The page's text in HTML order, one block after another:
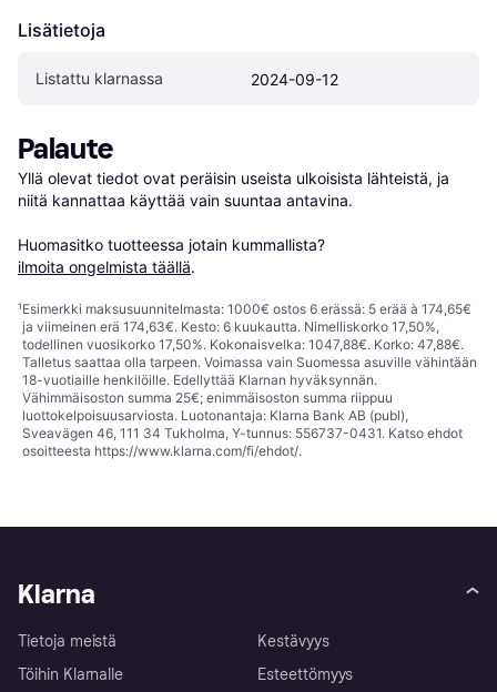
Lisätietoja
Listattu klarnassa 2024-09-12
Palaute
Yllä olevat tiedot ovat peräisin useista ulkoisista lähteistä, ja
niitä kannattaa käyttää vain suuntaa antavina.
Huomasitko tuotteessa jotain kummallista?
ilmoita ongelmista täällä.
¹Esimerkki maksusuunnitelmasta: 1000€ ostos 6 erässä: 5 erää à 174,65€
ja viimeinen erä 174,63€. Kesto: 6 kuukautta. Nimelliskorko 17,50%,
todellinen vuosikorko 17,50%. Kokonaisvelka: 1047,88€. Korko: 47,88€.
Talletus saattaa olla tarpeen. Voimassa vain Suomessa asuville vähintään
18-vuotiaille henkilöille. Edellyttää Klarnan hyväksynnän.
Vähimmäisoston summa 25€; enimmäisoston summa riippuu
luottokelpoisuusarviosta. Luotonantaja: Klarna Bank AB (publ),
Sveavägen 46, 111 34 Tukholma, Y-tunnus: 556737-0431. Katso ehdot
osoitteesta https://www.klarna.com/fi/ehdot/.
Klarna
Tietoja meistä
Töihin Klarnalle
Kestävyys
Esteettömyys